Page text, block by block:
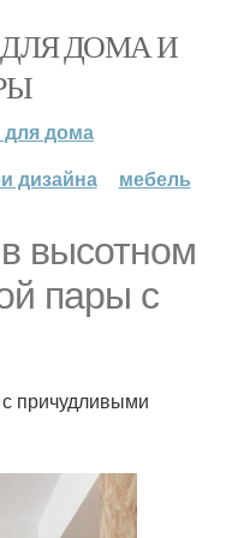
ДЛЯ ДОМА И
для дома
дизайна мебель
высотном
пары с
причудливыми